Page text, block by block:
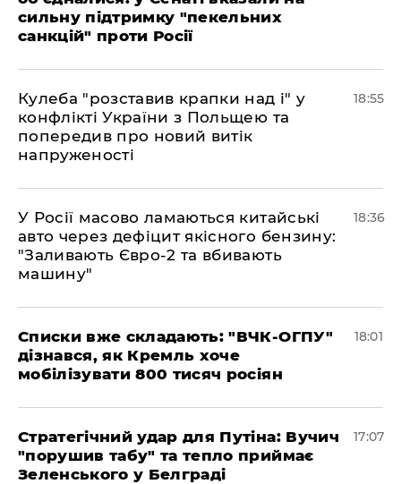
сильну підтримку "пекельних
санкцій" проти Росії
Кулеба "розставив крапки над і" у
конфлікті України з Польщею та
попередив про новий витік
напруженості
18:55
У Росії масово ламаються китайські
авто через дефіцит якісного бензину:
"Заливають Євро-2 та вбивають
машину"
18:36
Списки вже складають: "ВЧК-ОГПУ"
дізнався, як Кремль хоче
мобілізувати 800 тисяч росіян
18:01
Стратегічний удар для Путіна: Вучич
"порушив табу" та тепло приймає
Зеленського у Белграді
17:07